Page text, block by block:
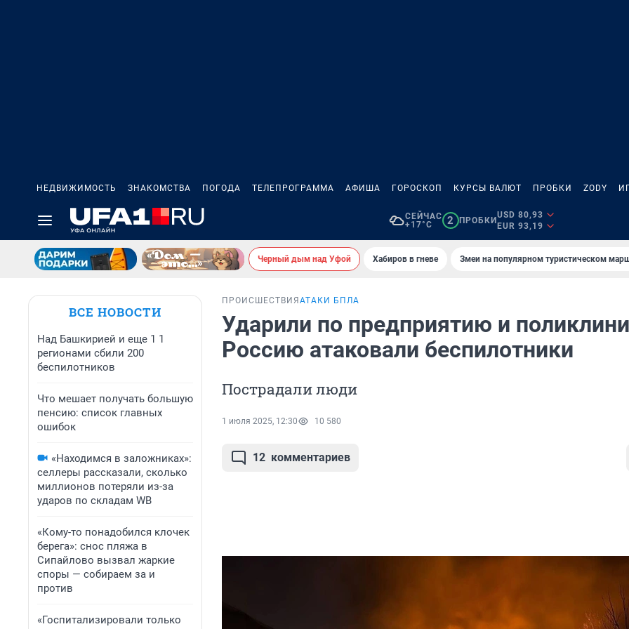
НЕДВИЖИМОСТЬ ЗНАКОМСТВА ПОГОДА ТЕЛЕПРОГРАММА АФИША ГОРОСКОП КУРСЫ ВАЛЮТ ПРОБКИ ZODY
СЕЙЧАС
+17°C
2 ПРОБКИ
USD 80,93
EUR 93,19
Черный дым над Уфой Хабиров в гневе Змеи на популярном туристическом
ВСЕ НОВОСТИ
Над Башкирией и еще 1 1
регионами сбили 200
беспилотников
Что мешает получать большую
пенсию: список главных
ошибок
«Находимся в заложниках»:
селлеры рассказали, сколько
миллионов потеряли из-за
ударов по складам WB
«Кому-то понадобился клочек
берега»: снос пляжа в
Сипайлово вызвал жаркие
споры — собираем за и
против
«Госпитализировали только
ПРОИСШЕСТВИЯ АТАКИ БПЛА
Ударили по предприятию и
Россию атаковали беспилотники
Пострадали люди
1 июля 2025, 12:30 10 580
12 комментариев